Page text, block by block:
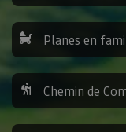
Planes en
Chemin de